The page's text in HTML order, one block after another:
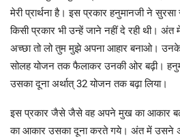
मेरी प्रार्थना है। इस प्रकार हनुमानजी ने
किसी प्रकार भी उन्हें जाने नहीं दे रही थी।
अच्छा तो लो तुम मुझे अपना आहार बनाओ।
सोलह योजन तक फैलाकर उनकी ओर बढ़ी।
उसका दूना अर्थात् 32 योजन तक बढ़ा लिया।
इस प्रकार जैसे जैसे वह अपने मुख का आकार
का आकार उसका दूना करते गये। अंत में उसने